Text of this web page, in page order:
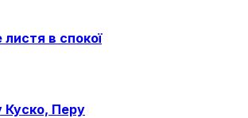
в спокої
Куско, Перу